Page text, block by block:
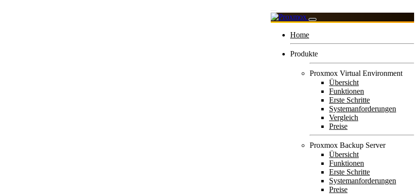
Home
Produkte
Proxmox Virtual Environment
Übersicht
Funktionen
Erste Schritte
Systemanforderungen
Vergleich
Preise
Proxmox Backup Server
Übersicht
Funktionen
Erste Schritte
Systemanforderungen
Preise